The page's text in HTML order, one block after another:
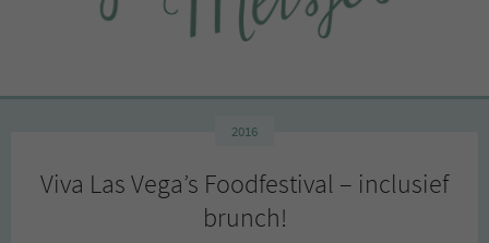
2016
Viva Las Vega’s Foodfestival – inclusief
brunch!